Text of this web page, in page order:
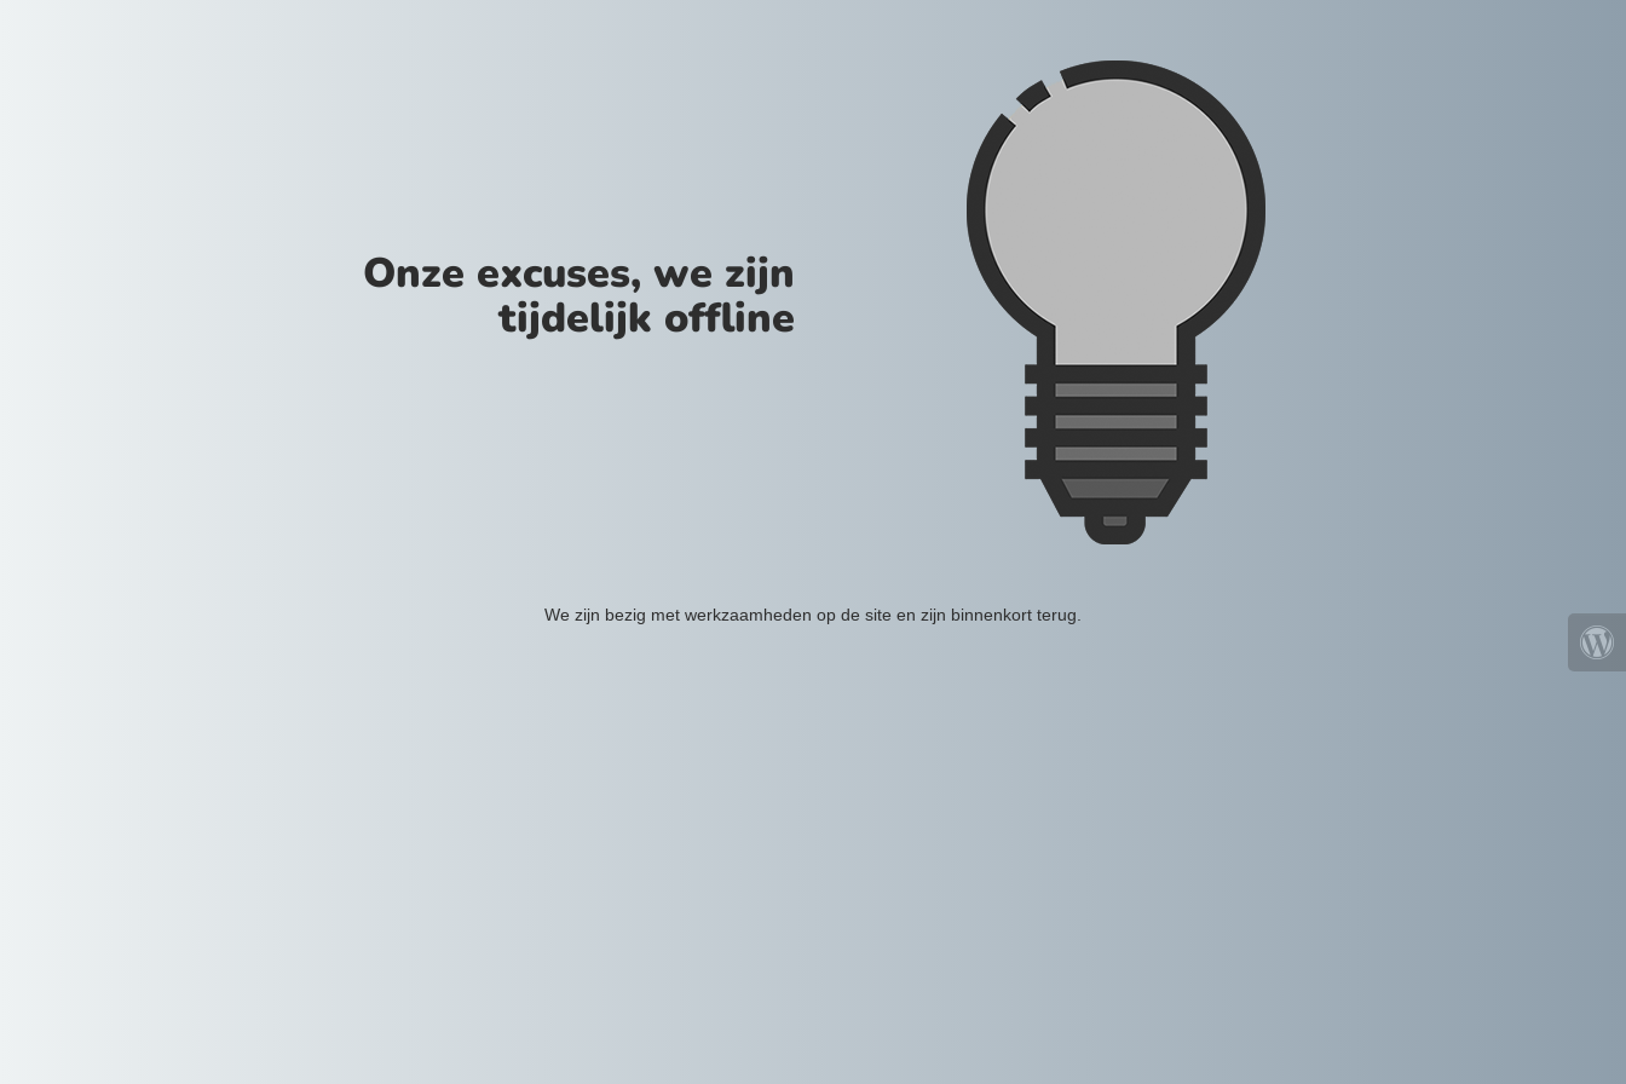
Onze excuses, we zijn
tijdelijk offline
We zijn bezig met werkzaamheden op de site en zijn binnenkort terug.